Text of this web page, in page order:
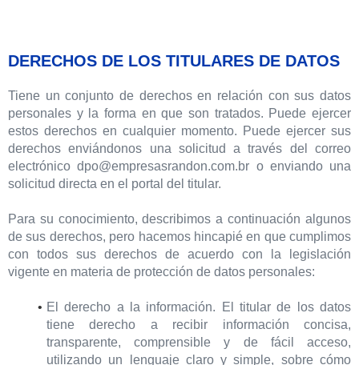
DERECHOS DE LOS TITULARES DE DATOS
Tiene un conjunto de derechos en relación con sus datos
personales y la forma en que son tratados. Puede ejercer
estos derechos en cualquier momento. Puede ejercer sus
derechos enviándonos una solicitud a través del correo
electrónico dpo@empresasrandon.com.br o enviando una
solicitud directa en el portal del titular.
Para su conocimiento, describimos a continuación algunos
de sus derechos, pero hacemos hincapié en que cumplimos
con todos sus derechos de acuerdo con la legislación
vigente en materia de protección de datos personales:
El derecho a la información. El titular de los datos
tiene derecho a recibir información concisa,
transparente, comprensible y de fácil acceso,
utilizando un lenguaje claro y simple, sobre cómo